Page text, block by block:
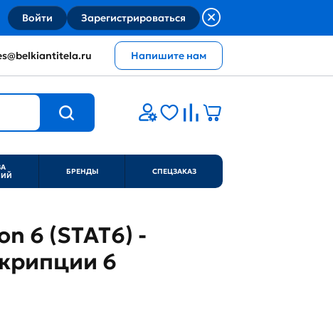
Войти Зарегистрироваться
Напишите нам
БРЕНДЫ СПЕЦЗАКАЗ
6 (STAT6) -
6